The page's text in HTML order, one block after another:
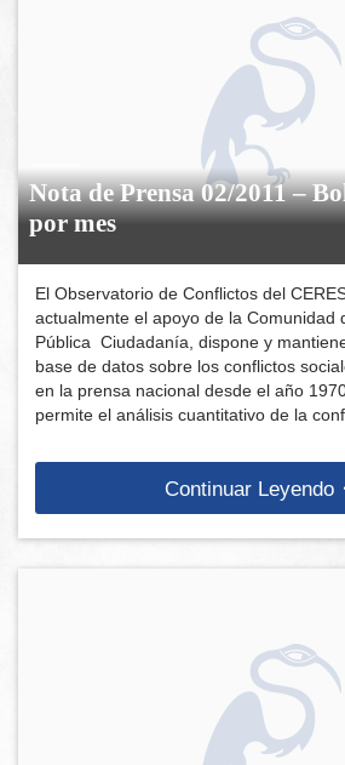
Nota de Prensa 02/2011 –
por mes
El Observatorio de Conflictos del
actualmente el apoyo de la Comunidad
Pública Ciudadanía, dispone y
base de datos sobre los conflictos
en la prensa nacional desde el año
permite el análisis cuantitativo de la
Continuar Leyendo